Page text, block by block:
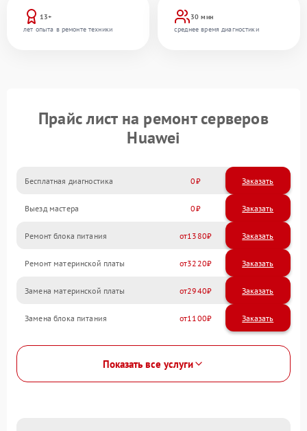
13+
лет опыта в ремонте техники
30 мин
среднее время диагностики
Прайс лист на ремонт серверов
Huawei
Бесплатная диагностика 0 Заказать
Выезд мастера 0 Заказать
Ремонт блока питания 1380
Ремонт материнской платы 3220
Замена материнской платы 2940
Замена блока питания 1100
Показать все услуги